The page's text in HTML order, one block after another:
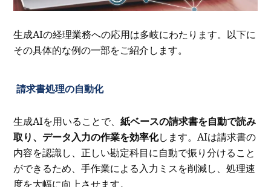
生成AIの経理業務への応用は多岐にわたります。以下に
その具体的な例の一部をご紹介します。
請求書処理の自動化
生成AIを用いることで、紙ベースの請求書を自動で読み
取り、データ入力の作業を効率化します。AIは請求書の
内容を認識し、正しい勘定科目に自動で振り分けること
ができるため、手作業による入力ミスを削減し、処理速
度を大幅に向上させます。